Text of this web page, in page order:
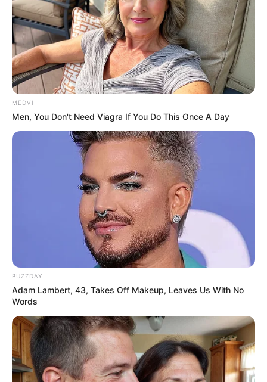
MEDVI
Men, You Don't Need Viagra If You Do This Once A Day
BUZZDAY
Adam Lambert, 43, Takes Off Makeup, Leaves Us With No
Words